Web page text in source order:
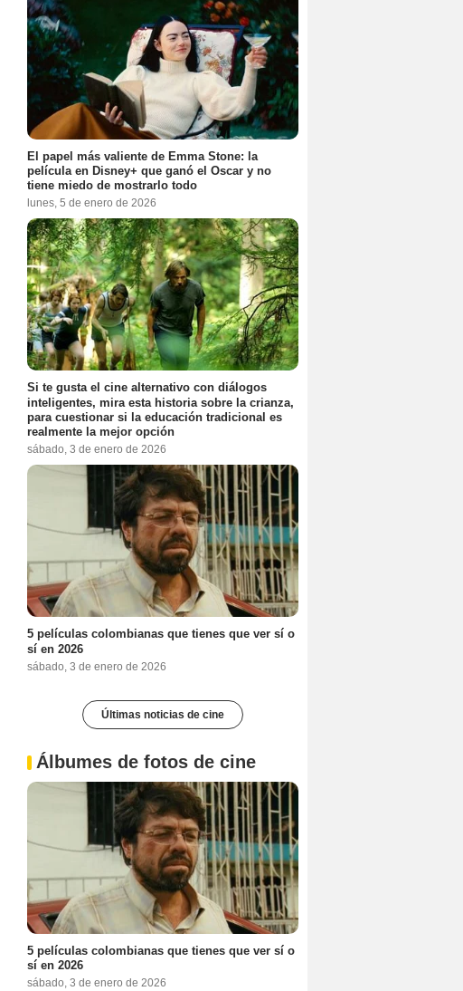
El papel más valiente de Emma Stone: la
película en Disney+ que ganó el Oscar y no
tiene miedo de mostrarlo todo
lunes, 5 de enero de 2026
Si te gusta el cine alternativo con diálogos
inteligentes, mira esta historia sobre la crianza,
para cuestionar si la educación tradicional es
realmente la mejor opción
sábado, 3 de enero de 2026
5 películas colombianas que tienes que ver sí o
sí en 2026
sábado, 3 de enero de 2026
Últimas noticias de cine
Álbumes de fotos de cine
5 películas colombianas que tienes que ver sí o
sí en 2026
sábado, 3 de enero de 2026